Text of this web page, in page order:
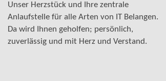
Unser Herzstück und Ihre zentrale
Anlaufstelle für alle Arten von IT Belangen.
Da wird Ihnen geholfen; persönlich,
zuverlässig und mit Herz und Verstand.